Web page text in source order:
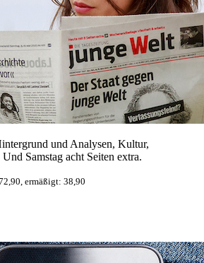
und Analysen, Kultur,
Samstag acht Seiten extra.
ermäßigt: 38,90